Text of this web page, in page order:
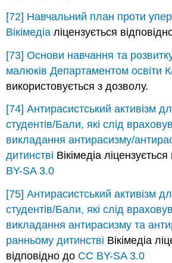
[72] Навчальний план проти
Вікімедіа ліцензується
[73] Основи навчання та
малюків Департаментом освіти
використовується з дозволу.
[74] Антирасистський активізм
студентів/Бали, які слід
викладання антирасизму/
дитинстві Вікімедіа
BY-SA 3.0
[75] Антирасистський активізм
студентів/Бали, які слід
викладання антирасизму та
ранньому дитинстві Вікімедіа
відповідно до CC BY-SA 3.0